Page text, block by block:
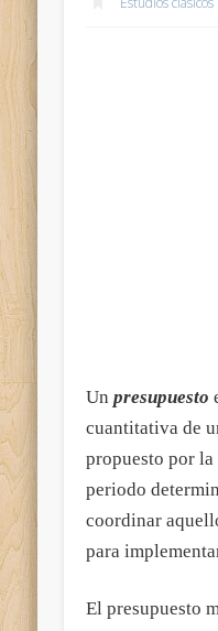
Unpresupuesto
cuantitativa de
propuesto por
periodo
coordinar
para
El presupuesto